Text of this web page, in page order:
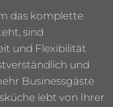
das komplette
sind
und Flexibilität
und
Businessgäste
lebt von Ihrer